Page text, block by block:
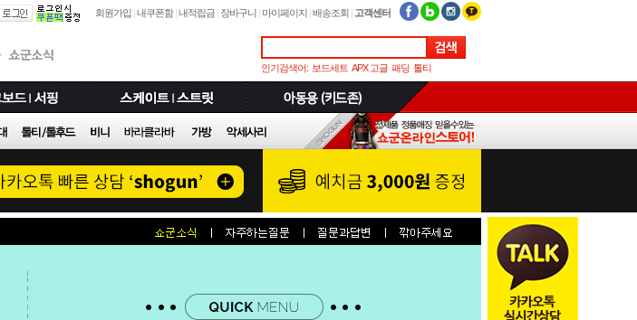
회원가입 |내쿠폰함 |내적립금 | 장바구니 | 마이페이지 |배송조회 | 고객센터
인기검색어: 보드세트 APX 고글 패딩 톨티